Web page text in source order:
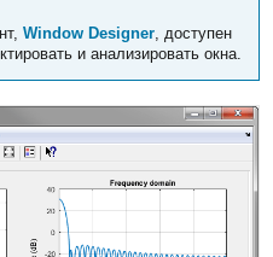
Window Designer, доступен
и анализировать окна.